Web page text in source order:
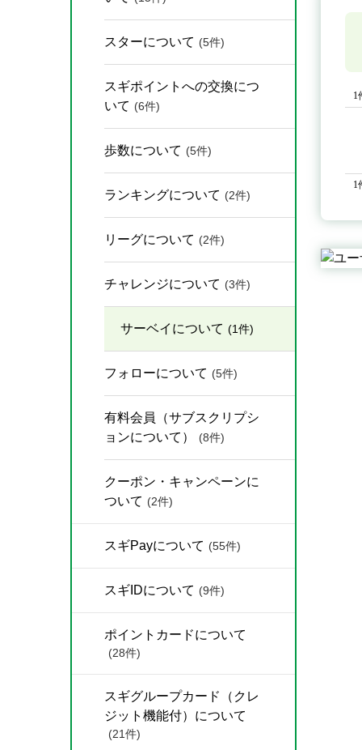
スターについて (5件)
スギポイントへの交換につ
いて (6件)
歩数について (5件)
ランキングについて (2件)
リーグについて (2件)
チャレンジについて (3件)
サーベイについて (1件)
フォローについて (5件)
有料会員（サブスクリプシ
ョンについて）
(8件)
クーポン・キャンペーンに
ついて (2件)
スギPayについて (55件)
スギIDについて (9件)
ポイントカードについて
(28件)
スギグループカード（クレ
ジット機能付）について
(21件)
1
1